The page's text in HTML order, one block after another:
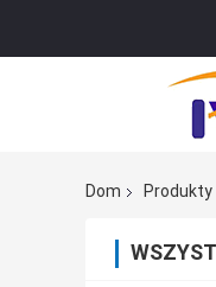
Dom
Produkty